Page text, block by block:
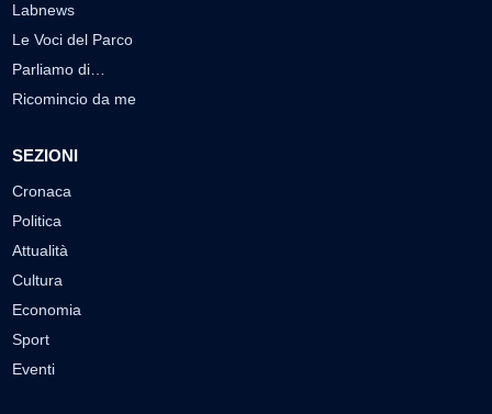
Labnews
Le Voci del Parco
Parliamo di…
Ricomincio da me
SEZIONI
Cronaca
Politica
Attualità
Cultura
Economia
Sport
Eventi